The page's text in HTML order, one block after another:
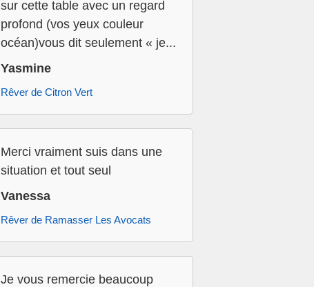
sur cette table avec un regard
profond (vos yeux couleur
océan)vous dit seulement « je...
Yasmine
Rêver de Citron Vert
Merci vraiment suis dans une
situation et tout seul
Vanessa
Rêver de Ramasser Les Avocats
Je vous remercie beaucoup